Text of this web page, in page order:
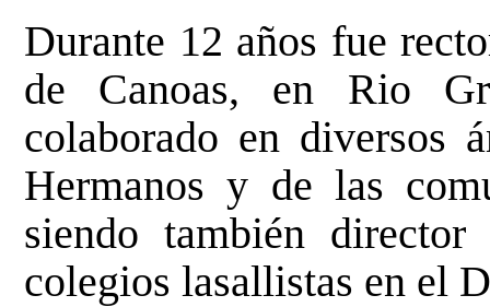
Durante 12 años fue
de Canoas, en Rio
colaborado en diversos
Hermanos y de las
siendo también
colegios lasallistas en el